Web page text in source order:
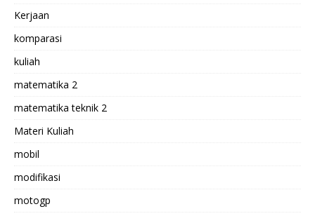
Kerjaan
komparasi
kuliah
matematika 2
matematika teknik 2
Materi Kuliah
mobil
modifikasi
motogp